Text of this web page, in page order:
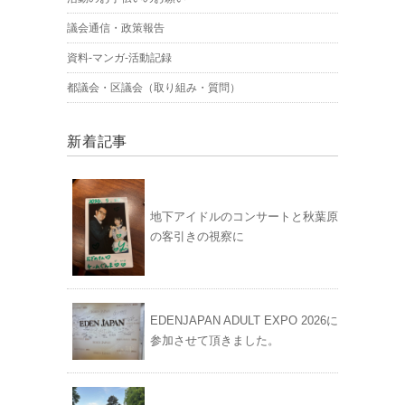
議会通信・政策報告
資料-マンガ-活動記録
都議会・区議会（取り組み・質問）
新着記事
地下アイドルのコンサートと秋葉原
の客引きの視察に
EDENJAPAN ADULT EXPO 2026に
参加させて頂きました。